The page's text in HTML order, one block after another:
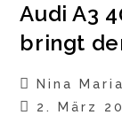
Audi A3
bringt
Beitrags-
Autor:
Nina
Beitrag
2. März